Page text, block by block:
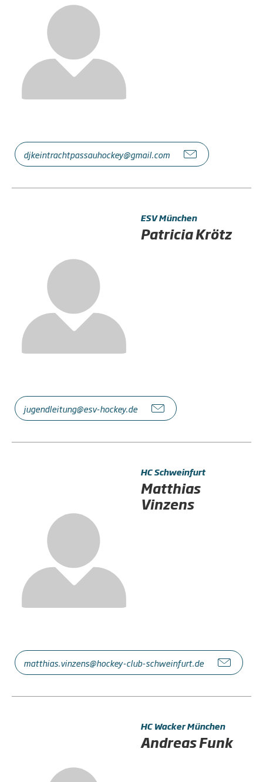
djkeintrachtpassauhockey@gmail.com
ESV München
Patricia Krötz
jugendleitung@esv-hockey.de
HC Schweinfurt
Matthias
Vinzens
matthias.vinzens@hockey-club-schweinfurt.de
HC Wacker München
Andreas Funk